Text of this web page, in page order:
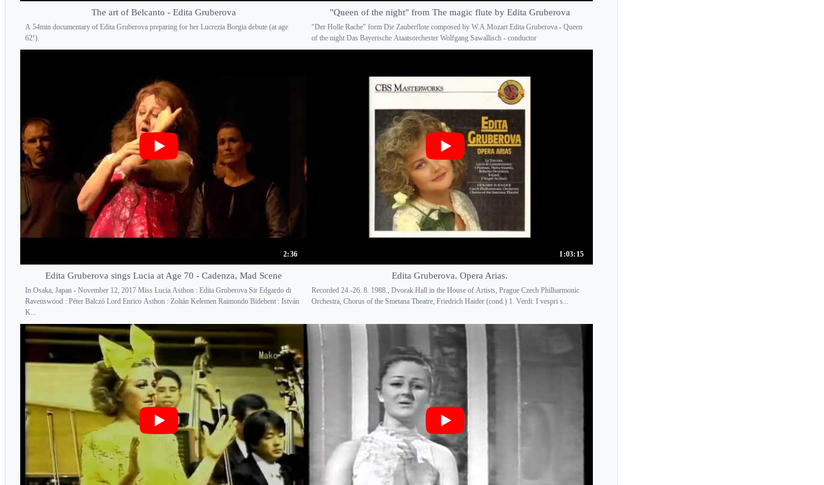
The art of Belcanto - Edita Gruberova
A 54min documentary of Edita Gruberova preparing for her Lucrezia Borgia debute (at age
62!).
"Queen of the night" from The magic flute by Edita Gruberova
"Der Holle Rache" form Die Zauberflote composed by W.A.Mozart Edita Gruberova - Queen
of the night Das Bayerische Ataatsorchester Wolfgang Sawallisch - conductor
2:36
Edita Gruberova sings Lucia at Age 70 - Cadenza, Mad Scene
In Osaka, Japan - November 12, 2017 Miss Lucia Asthon : Edita Gruberova Sir Edgardo di
Ravenswood : Péter Balczó Lord Enrico Asthon : Zoltán Kelemen Raimondo Bidebent : István
K...
1:03:15
Edita Gruberova. Opera Arias.
Recorded 24.-26. 8. 1988., Dvorak Hall in the House of Artists, Prague Czech Philharmonic
Orchestra, Chorus of the Smetana Theatre, Friedrich Haider (cond.) 1. Verdi: I vespri s...